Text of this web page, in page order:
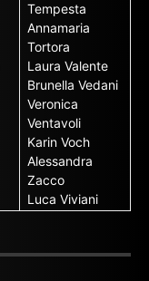
Tempesta
Annamaria
Tortora
Laura Valente
Brunella Vedani
Veronica
Ventavoli
Karin Voch
Alessandra
Zacco
Luca Viviani